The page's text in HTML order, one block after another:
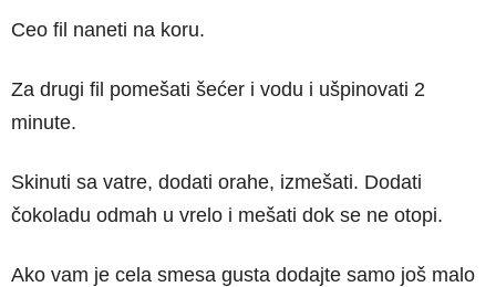
Ceo fil naneti na koru.
Za drugi fil pomešati šećer i vodu i ušpinovati 2
minute.
Skinuti sa vatre, dodati orahe, izmešati. Dodati
čokoladu odmah u vrelo i mešati dok se ne otopi.
Ako vam je cela smesa gusta dodajte samo još malo